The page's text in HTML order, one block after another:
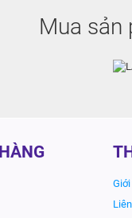
Mua sản